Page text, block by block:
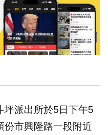
坪派出所於5日下午5
份市興隆路一段附近